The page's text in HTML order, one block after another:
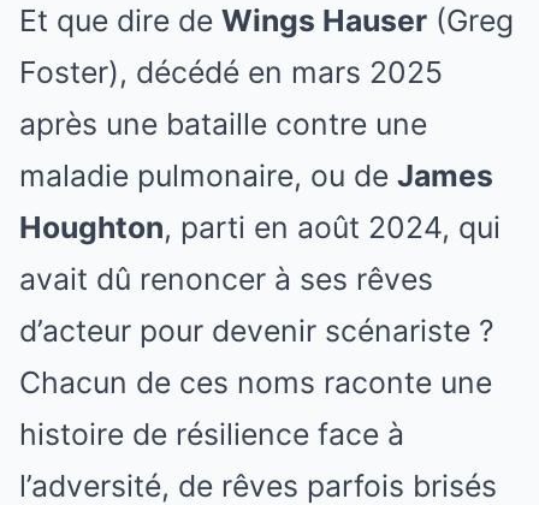
Et que dire de Wings Hauser (Greg
Foster), décédé en mars 2025
après une bataille contre une
maladie pulmonaire, ou de James
Houghton, parti en août 2024, qui
avait dû renoncer à ses rêves
d’acteur pour devenir scénariste ?
Chacun de ces noms raconte une
histoire de résilience face à
l’adversité, de rêves parfois brisés